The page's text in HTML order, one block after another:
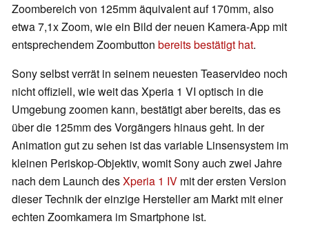
Zoombereich von 125mm äquivalent auf 170mm, also
etwa 7,1x Zoom, wie ein Bild der neuen Kamera-App mit
entsprechendem Zoombutton bereits bestätigt hat.
Sony selbst verrät in seinem neuesten Teaservideo noch
nicht offiziell, wie weit das Xperia 1 VI optisch in die
Umgebung zoomen kann, bestätigt aber bereits, das es
über die 125mm des Vorgängers hinaus geht. In der
Animation gut zu sehen ist das variable Linsensystem im
kleinen Periskop-Objektiv, womit Sony auch zwei Jahre
nach dem Launch desXperia 1 IV mit der ersten Version
dieser Technik der einzige Hersteller am Markt mit einer
echten Zoomkamera im Smartphone ist.